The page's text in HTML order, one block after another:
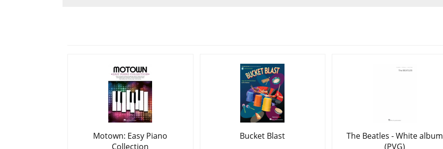
Motown: Easy Piano
Collection
Bucket Blast
The Beatles - White album
(PVG)